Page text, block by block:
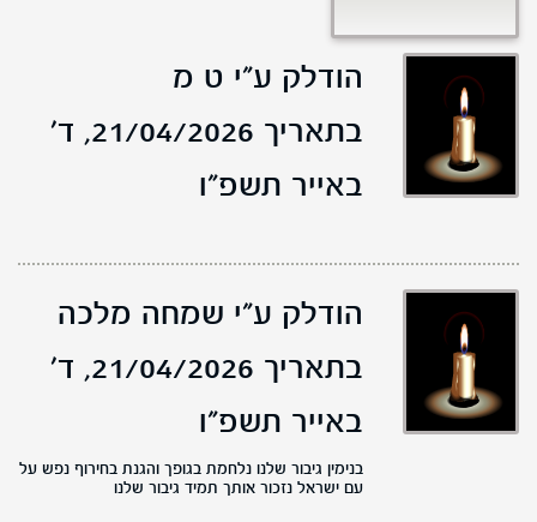
הודלק ע"י ט מ
בתאריך 21/04/2026,
ד'
באייר תשפ"ו
הודלק ע"י שמחה מלכה
בתאריך 21/04/2026,
ד'
באייר תשפ"ו
בנימין גיבור שלנו נלחמת בגופך והגנת בחירוף נפש על
עם ישראל נזכור אותך תמיד גיבור שלנו